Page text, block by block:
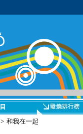
> 和我在一起